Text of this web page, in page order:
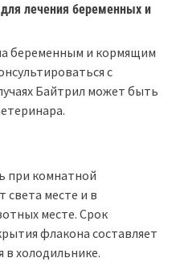
лечения беременных и
беременным и кормящим
с
Байтрил может быть
при комнатной
месте и в
месте. Срок
флакона составляет
в холодильнике.